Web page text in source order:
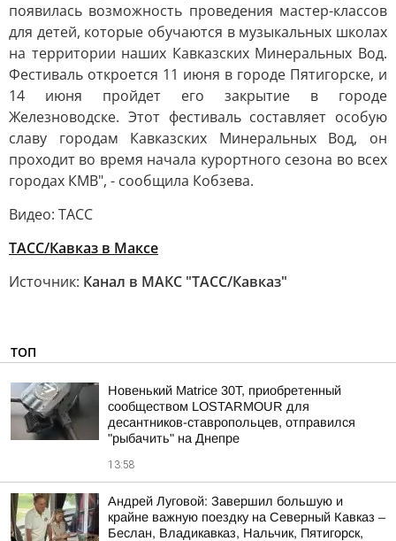
появилась возможность проведения мастер-классов
для детей, которые обучаются в музыкальных школах
на территории наших Кавказских Минеральных Вод.
Фестиваль откроется 11 июня в городе Пятигорске, и
14 июня пройдет его закрытие в городе
Железноводске. Этот фестиваль составляет особую
славу городам Кавказских Минеральных Вод, он
проходит во время начала курортного сезона во всех
городах КМВ", - сообщила Кобзева.
Видео: ТАСС
ТАСС/Кавказ в Максе
Источник: Канал в МАКС "ТАСС/Кавказ"
ТОП
Новенький Matrice 30T, приобретенный
сообществом LOSTARMOUR для
десантников-ставропольцев, отправился
"рыбачить" на Днепре
13:58
Андрей Луговой: Завершил большую и
крайне важную поездку на Северный Кавказ –
Беслан, Владикавказ, Нальчик, Пятигорск,